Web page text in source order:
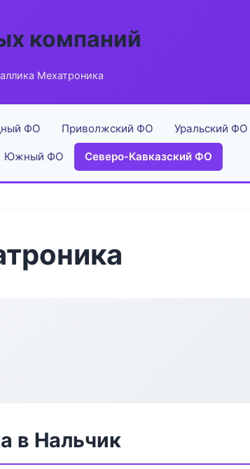
компаний
Мехатроника
ФО Приволжский ФО Уральский ФО
Южный ФО Северо-Кавказский ФО
в Нальчик